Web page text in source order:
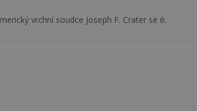
Joseph F. Crater se 6. srpna 1930 navečeří